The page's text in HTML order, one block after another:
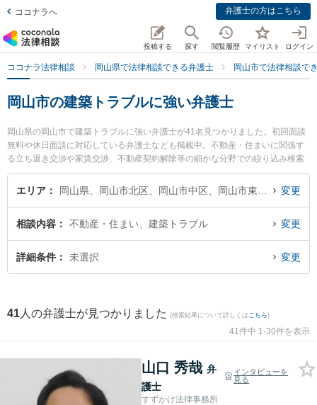
ココナラへ 弁護士の方はこちら
投稿する 探す 閲覧履歴 マイリスト ログイン
ココナラ法律相談 岡山県で法律相談できる弁護士 岡山市で法律相談で
岡山市の建築トラブルに強い弁護士
岡山県の岡山市で建築トラブルに強い弁護士が41名見つかりました。初回面談
無料や休日面談に対応している弁護士なども掲載中。不動産・住まいに関係す
る立ち退き交渉や家賃交渉、不動産契約解除等の細かな分野での絞り込み検索
もでき便利です。特にすずかけ法律事務所の山口 秀哉弁護士や葵綜合法律事務
所の黒塚 尊久弁護士、弁護士法人山本・坪井綜合法律事務所 岡山オフィスの坪
士に相談したい』『建築トラブルのトラブル解決の実績豊富な近くの弁護士を
検索したい』『初回相談無料で建築トラブルを法律相談できる岡山市内の弁護
士に相談予約したい』などでお困りの相談者さんにおすすめです。
エリア 変更
相談内容 不動産・住まい、建築トラブル 変更
詳細条件 未選択 変更
41 人の弁護士が見つかりました (検索結果について詳しくは こちら)
41件中 1-30件を表示
山口 秀哉 弁
護士
インタビューを
見る
すずかけ法律事務所